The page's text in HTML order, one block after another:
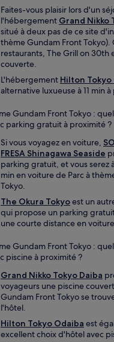
Faites-vous plaisir lors d'un
l'hébergement Grand Nikko
situé à deux pas de ce site
thème Gundam Front Tokyo).
restaurants, The Grill on 30th
couverte.
L'hébergement Hilton Tokyo
alternative luxueuse à 11 min
Gundam Front Tokyo :
parking gratuit à proximité ?
Si vous voyagez en voiture,
FRESA Shinagawa Seaside
parking gratuit, et vous serez
min en voiture de Parc à
Tokyo.
The Okura Tokyoest un
qui propose un parking
une courte distance en
Gundam Front Tokyo :
piscine à proximité ?
Grand Nikko Tokyo Daiba
voyageurs une piscine
Gundam Front Tokyo se
l'hôtel.
Hilton Tokyo Odaiba est
excellent choix d'hôtel avec